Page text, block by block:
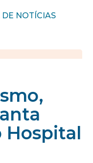
NOTÍCIAS
Hospital